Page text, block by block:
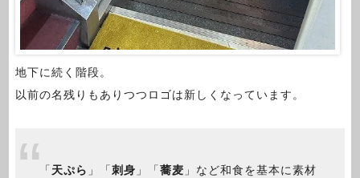
地下に続く階段。
以前の名残りもありつつロゴは新しくなっています。
「 天ぷら 」「刺身 」「蕎麦 」など和食を基本に素材